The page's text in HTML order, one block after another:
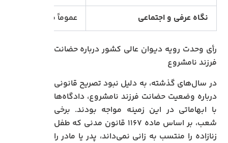
نگاه عرفی و اجتماعی
عموماً مورد پذیرش
رأی وحدت رویه دیوان عالی کشور درباره حضانت
فرزند نامشروع
در سال‌های گذشته، به دلیل نبود تصریح قانونی
درباره وضعیت حضانت فرزند نامشروع، دادگاه‌ها
با ابهاماتی در این زمینه مواجه بودند. برخی
شعب، بر اساس ماده ۱۱۶۷ قانون مدنی که طفل
زنازاده را منتسب به زانی نمی‌داند، پدر یا مادر را